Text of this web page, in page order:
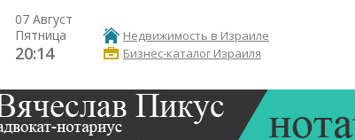
07 Август
Пятница
20:14
Недвижимость в Израиле
Бизнес-каталог Израиля